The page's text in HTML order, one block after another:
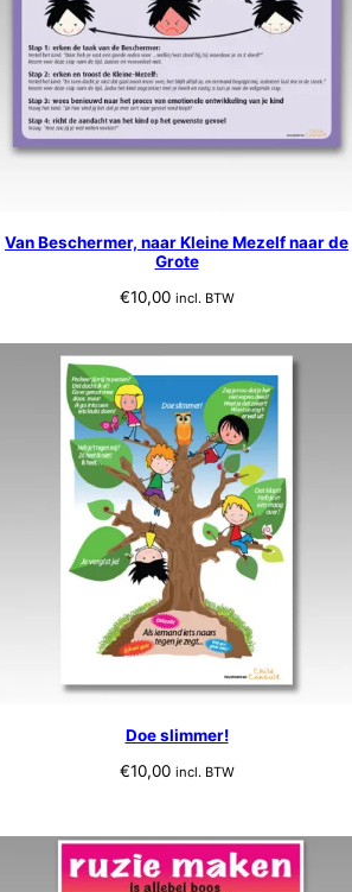
Van Beschermer, naar Kleine Mezelf naar de
Grote
€10,00 incl. BTW
Doe slimmer!
€10,00 incl. BTW